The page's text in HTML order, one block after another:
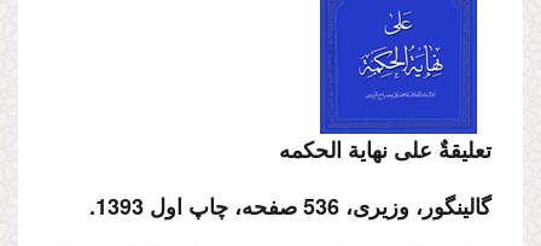
تعلیقةٌ على نهایة الحكمه
گالینگور، وزیری، 536 صفحه، چاپ اول 1393.